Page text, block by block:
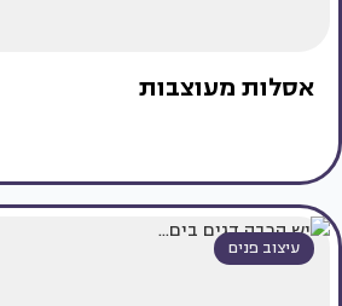
אסלות מעוצבות
עיצוב פנים